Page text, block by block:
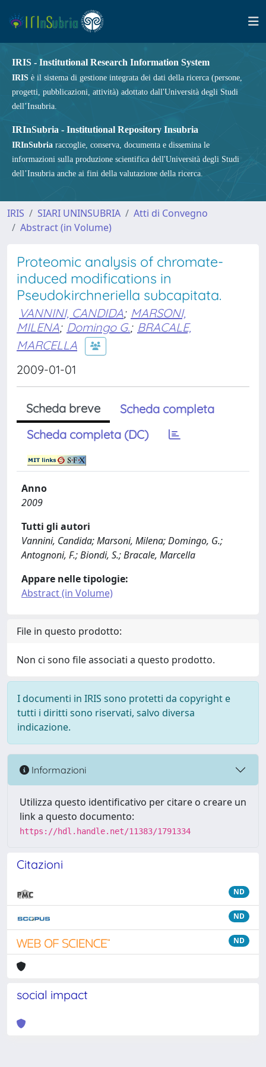
IRIS - Institutional Research Information System
IRIS è il sistema di gestione integrata dei dati della ricerca (persone,
progetti, pubblicazioni, attività) adottato dall'Università degli Studi
dell’Insubria.
IRInSubria - Institutional Repository Insubria
IRInSubria raccoglie, conserva, documenta e dissemina le
informazioni sulla produzione scientifica dell'Università degli Studi
dell’Insubria anche ai fini della valutazione della ricerca.
IRIS SIARI UNINSUBRIA
Atti di Convegno
Abstract (in Volume)
Proteomic analysis of chromate-
induced modifications in
Pseudokirchneriella subcapitata.
VANNINI, CANDIDA; MARSONI,
MILENA; Domingo G.; BRACALE,
MARCELLA
2009-01-01
Scheda breve
Scheda completa
Scheda completa (DC)
Anno
2009
Tutti gli autori
Vannini, Candida; Marsoni, Milena; Domingo, G.;
Antognoni, F.; Biondi, S.; Bracale, Marcella
Appare nelle tipologie:
Abstract (in Volume)
File in questo prodotto:
Non ci sono file associati a questo prodotto.
I documenti in IRIS sono protetti da copyright e
tutti i diritti sono riservati, salvo diversa
indicazione.
Informazioni
Utilizza questo identificativo per citare o creare un
link a questo documento:
https://hdl.handle.net/11383/1791334
Citazioni
ND
ND
ND
social impact